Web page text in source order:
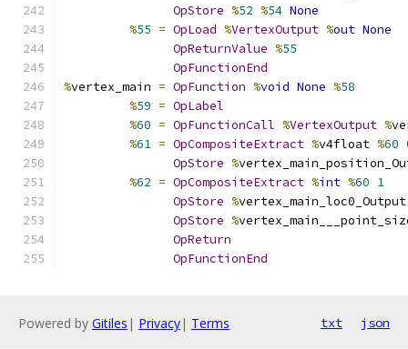
OpStore %52 %54 None
%55 = OpLoad %VertexOutput %out None
OpReturnValue %55
OpFunctionEnd
%vertex_main = OpFunction %void None %58
%59 = OpLabel
%60 = OpFunctionCall %VertexOutput %
%61 = OpCompositeExtract %v4float %60
OpStore %
%62 = OpCompositeExtract %int %60 1
OpStore %
OpStore %
OpReturn
OpFunctionEnd
Powered by Gitiles | Privacy| Terms txt json